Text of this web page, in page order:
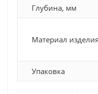
Глубина, мм
Материал изделия
Упаковка